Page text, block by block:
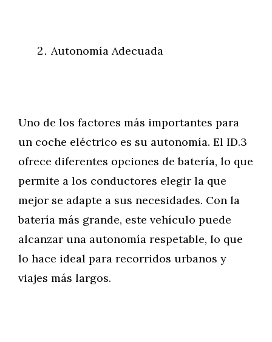
Autonomía Adecuada
Uno de los factores más importantes para
un coche eléctrico es su autonomía. El ID.3
ofrece diferentes opciones de batería, lo que
permite a los conductores elegir la que
mejor se adapte a sus necesidades. Con la
batería más grande, este vehículo puede
alcanzar una autonomía respetable, lo que
lo hace ideal para recorridos urbanos y
viajes más largos.